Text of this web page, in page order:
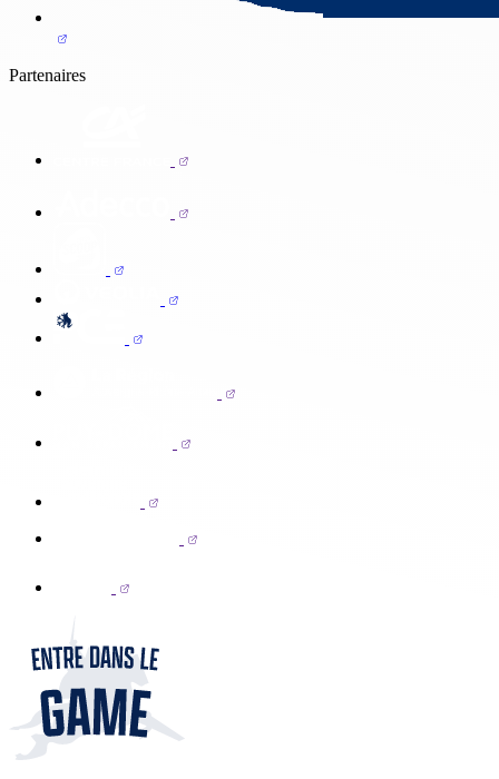
Partenaires